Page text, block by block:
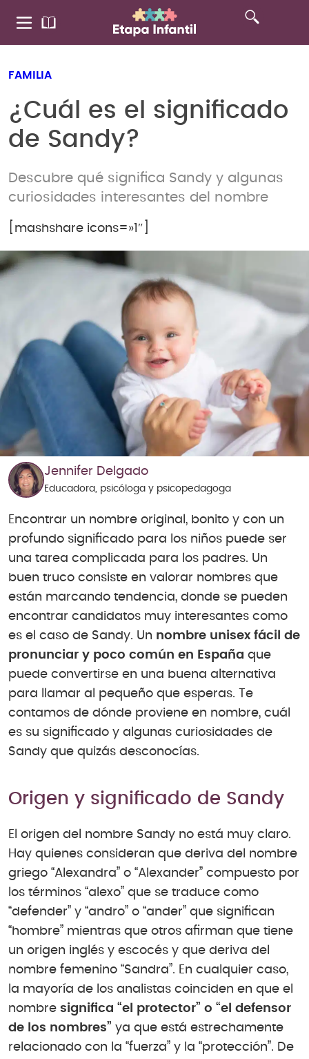
FAMILIA
¿Cuál es el significado
de Sandy?
Descubre qué significa Sandy y algunas
curiosidades interesantes del nombre
[mashshare icons=»1″]
Jennifer Delgado
Educadora, psicóloga y psicopedagoga
Encontrar un nombre original, bonito y con un
profundo significado para los niños puede ser
una tarea complicada para los padres. Un
buen truco consiste en valorar nombres que
están marcando tendencia, donde se pueden
encontrar candidatos muy interesantes como
es el caso de Sandy. Un nombre unisex fácil de
pronunciar y poco común en España que
puede convertirse en una buena alternativa
para llamar al pequeño que esperas. Te
contamos de dónde proviene en nombre, cuál
es su significado y algunas curiosidades de
Sandy que quizás desconocías.
Origen y significado de Sandy
El origen del nombre Sandy no está muy claro.
Hay quienes consideran que deriva del nombre
griego “Alexandra” o “Alexander” compuesto por
los términos “alexo” que se traduce como
“defender” y “andro” o “ander” que significan
“hombre” mientras que otros afirman que tiene
un origen inglés y escocés y que deriva del
nombre femenino “Sandra”. En cualquier caso,
la mayoría de los analistas coinciden en que el
nombre significa “el protector” o “el defensor
de los nombres” ya que está estrechamente
relacionado con la “fuerza” y la “protección”. De